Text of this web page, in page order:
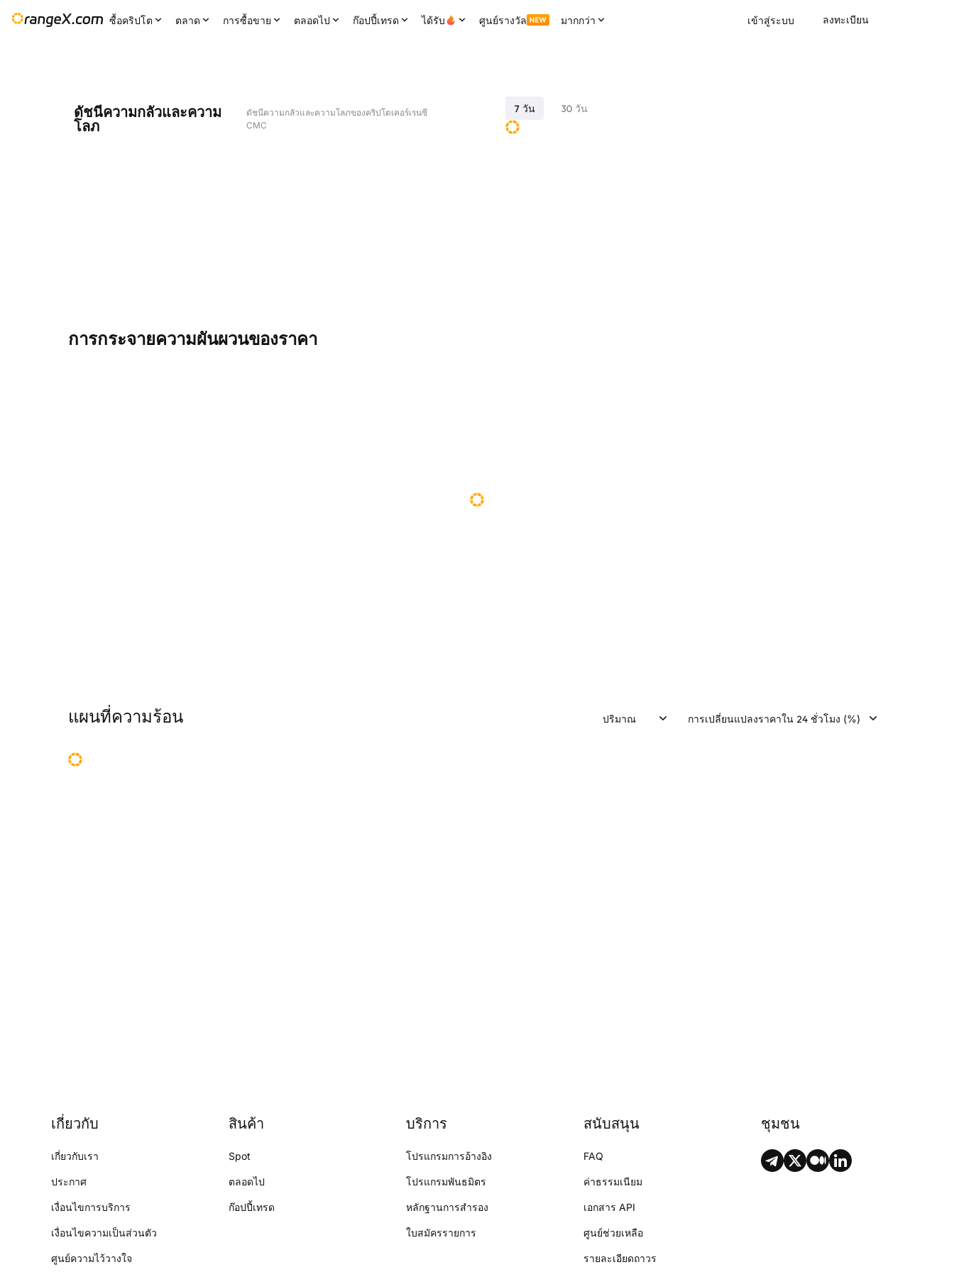
ซื้อคริปโต ตลาด การซื้อขาย ตลอดไป ก๊อปปี้เทรด ได้รับ ศูนย์รางวัล มากกว่า เข้าสู่ระบบ ลงทะเบียน
ดัชนีความกลัวและความ
โลภ
ดัชนีความกลัวและความโลภของคริปโตเคอร์เรนซี
CMC
7 วัน 30 วัน
การกระจายความผันผวนของราคา
แผนที่ความร้อน ปริมาณ การเปลี่ยนแปลงราคาใน 24 ชั่วโมง (%)
เกี่ยวกับ
เกี่ยวกับเรา
ประกาศ
เงื่อนไขการบริการ
เงื่อนไขความเป็นส่วนตัว
ศูนย์ความไว้วางใจ
สินค้า
Spot
ตลอดไป
ก๊อปปี้เทรด
บริการ
โปรแกรมการอ้างอิง
โปรแกรมพันธมิตร
หลักฐานการสำรอง
ใบสมัครรายการ
สนับสนุน
FAQ
ค่าธรรมเนียม
เอกสาร API
ศูนย์ช่วยเหลือ
รายละเอียดถาวร
ชุมชน